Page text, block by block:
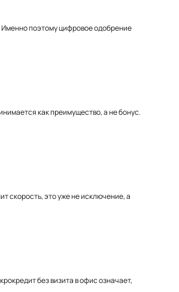
Именно поэтому цифровое одобрение
как преимущество, а не бонус.
скорость, это уже не исключение, а
без визита в офис означает,